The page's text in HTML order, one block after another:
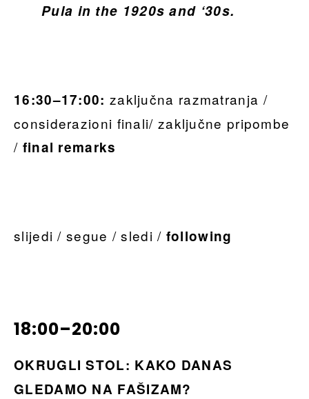
Pula in the 1920s and ‘30s.
16:30–17:00: zaključna razmatranja /
considerazioni finali/ zaključne pripombe
/ final remarks
slijedi / segue / sledi / following
18:00–20:00
OKRUGLI STOL: KAKO DANAS
GLEDAMO NA FAŠIZAM?